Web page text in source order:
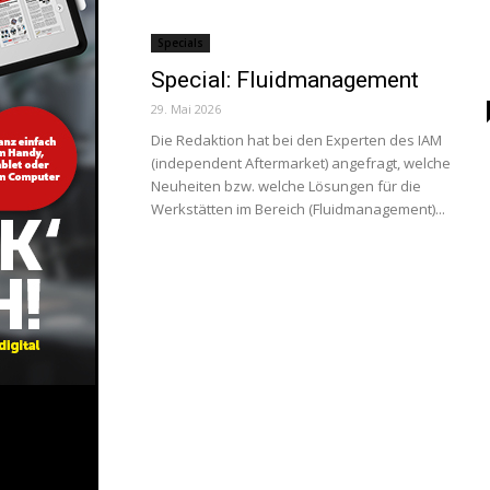
Specials
Special: Fluidmanagement
29. Mai 2026
Die Redaktion hat bei den Experten des IAM
(independent Aftermarket) angefragt, welche
Neuheiten bzw. welche Lösungen für die
Werkstätten im Bereich (Fluidmanagement)...